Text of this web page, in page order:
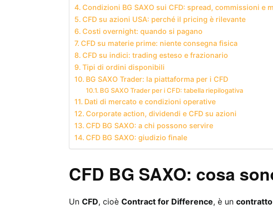
Condizioni BG SAXO sui CFD: spread, commissioni e
CFD su azioni USA: perché il pricing è rilevante
Costi overnight: quando si pagano
CFD su materie prime: niente consegna fisica
CFD su indici: trading esteso e frazionario
Tipi di ordini disponibili
BG SAXO Trader: la piattaforma per i CFD
BG SAXO Trader per i CFD: tabella riepilogativa
Dati di mercato e condizioni operative
Corporate action, dividendi e CFD su azioni
CFD BG SAXO: a chi possono servire
CFD BG SAXO: giudizio finale
CFD BG SAXO: cosa
Un CFD, cioè Contract for Difference, è un